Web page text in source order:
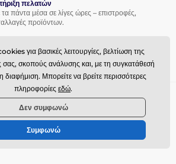
πελατών
τα πάντα μέσα σε λίγες ώρες – επιστροφές,
προϊόντων.
εκπτώσεις για πιστούς πελάτες.
offline
είναι διαθέσιμη
για βασικές λειτουργίες, βελτίωση της
σας, σκοπούς ανάλυσης και, με τη συγκατάθεσή
διαφήμιση. Μπορείτε να βρείτε περισσότερες
πληροφορίες εδώ.
Δεν συμφωνώ
Συμφωνώ